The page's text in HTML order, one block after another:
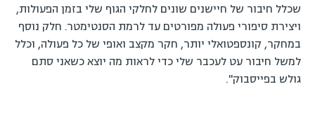
שכלל חיבור של חיישנים שונים לחלקי הגוף שלי בזמן הפעולות,
ויצירת סיפורי פעולה מפורטים עד לרמת הסנטימטר. חלק נוסף
במחקר, קונספטואלי יותר, חקר מקצב ואופי של כל פעולה, וכלל
למשל חיבור עט לעכבר שלי כדי לראות מה יוצא כשאני סתם
גולש בפייסבוק".